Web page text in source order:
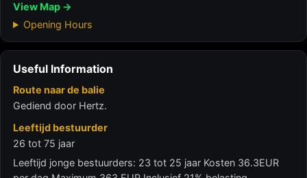
View Map →
Opening Hours
Useful Information
Route naar de balie
Gediend door Hertz.
Leeftijd bestuurder
26 tot 75 jaar
Leeftijd jonge bestuurders: 23 tot 25 jaar Kosten 36.3EUR